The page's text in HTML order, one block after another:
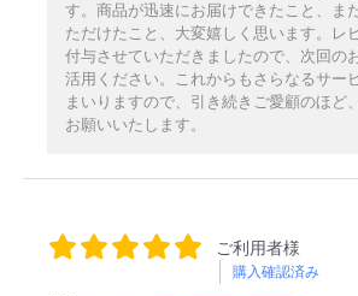
す。商品が迅速にお届けできたこと、ま
ただけたこと、大変嬉しく思います。レ
付与させていただきましたので、次回の
活用ください。これからもさらなるサー
まいりますので、引き続きご愛顧のほど
お願いいたします。
ご利用者様
購入確認済み